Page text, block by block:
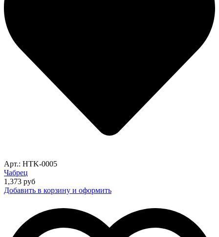
Арт.: HTK-0005
Чабрец
1,373 руб
Добавить в корзину и оформить